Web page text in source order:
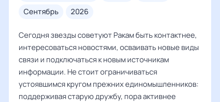
сентябрь
2026
Сегодня звезды советуют Ракам быть контактнее,
интересоваться новостями, осваивать новые виды
связи и подключаться к новым источникам
информации. Не стоит ограничиваться
устоявшимся кругом прежних единомышленников:
поддерживая старую дружбу, пора активнее